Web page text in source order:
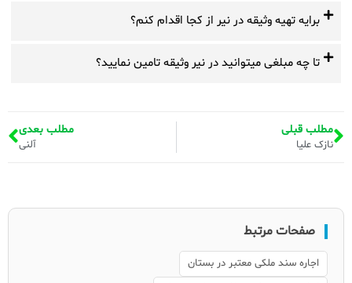
برایه تهیه وثیقه در نیر از کجا اقدام کنم؟
تا چه مبلغی میتوانید در نیر وثیقه تامین نمایید؟
مطلب قبلی
نازک علیا
مطلب بعدی
آلنی
صفحات مرتبط
اجاره سند ملکی معتبر در بستان